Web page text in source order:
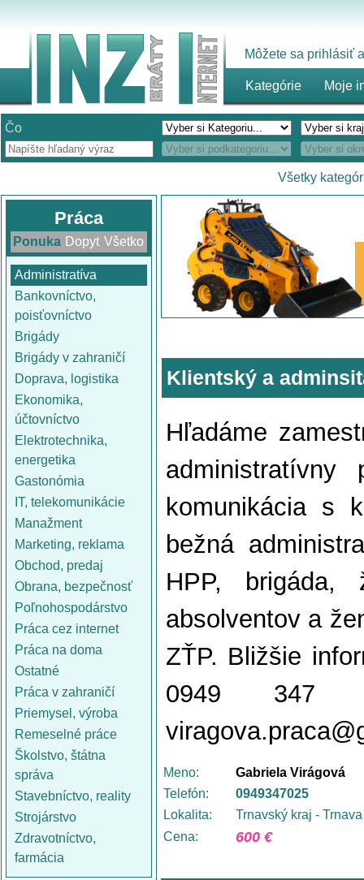
Môžete sa prihlásiť
Kategórie Moje
Čo
Všetky
Práca
Ponuka Dopyt Všetko
Administratíva
Bankovníctvo,
poisťovníctvo
Brigády
Brigády v zahraničí
Doprava, logistika
Ekonomika,
účtovníctvo
Elektrotechnika,
energetika
Gastonómia
IT, telekomunikácie
Manažment
Marketing, reklama
Obchod, predaj
Obrana, bezpečnosť
Poľnohospodárstvo
Práca cez internet
Práca na doma
Ostatné
Práca v zahraničí
Priemysel, výroba
Remeselné práce
Školstvo, štátna
správa
Stavebníctvo, reality
Strojárstvo
Zdravotníctvo,
farmácia
Klientský a
Hľadáme
komunikácia s
bežná
HPP,
absolventov a
ZŤP. Bližšie
0949 347
Meno:
Gabriela Virágová
Telefón:
0949347025
Lokalita:
Trnavský kraj - Trnava
Cena:
600 €